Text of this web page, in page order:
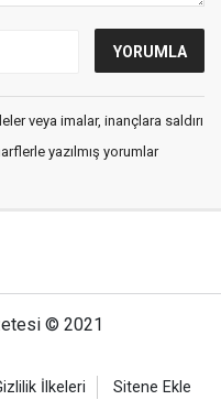
veya imalar, inançlara saldırı
yazılmış yorumlar
© 2021
İlkeleri Sitene Ekle